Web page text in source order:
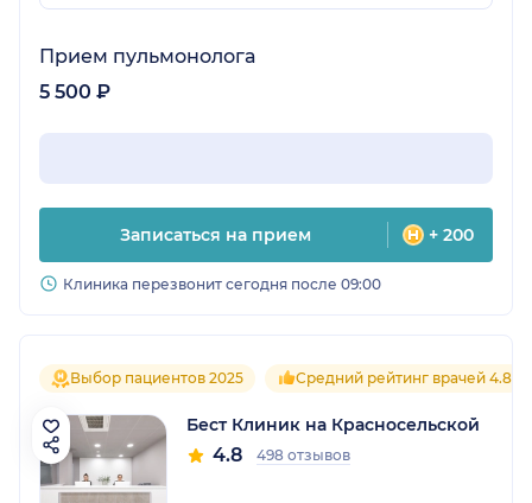
Прием пульмонолога
5 500 ₽
Записаться на прием + 200
Клиника перезвонит сегодня после 09:00
Выбор пациентов 2025 Средний рейтинг врачей 4.8
Бест Клиник на Красносельской
4.8 498 отзывов